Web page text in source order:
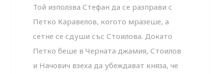
Той използва Стефан да се разправи с
Петко Каравелов, когото мразеше, а
сетне се сдуши със Стоилова. Докато
Петко беше в Черната джамия, Стоилов
и Начович взеха да убеждават княза, че